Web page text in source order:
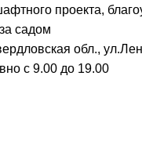
проекта,
садом
обл.,
с 9.00 до 19.00